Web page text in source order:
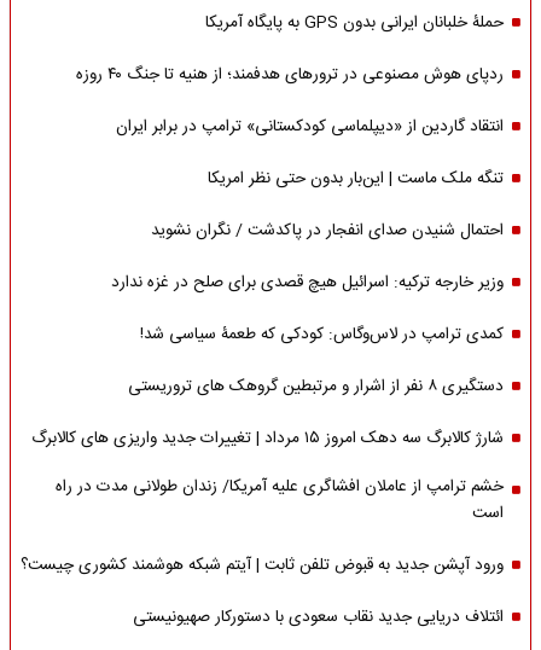
حملۀ خلبانان ایرانی بدون GPS به پایگاه آمریکا
ردپای هوش مصنوعی در ترورهای هدفمند؛ از هنیه تا جنگ ۴۰ روزه
انتقاد گاردین از «دیپلماسی کودکستانی» ترامپ در برابر ایران
تنگه ملک ماست | این‌بار بدون حتی نظر امریکا
احتمال شنیدن صدای انفجار در پاکدشت / نگران نشوید
وزیر خارجه ترکیه: اسرائیل هیچ قصدی برای صلح در غزه ندارد
کمدی ترامپ در لاس‌وگاس: کودکی که طعمۀ سیاسی شد!
دستگیری ۸ نفر از اشرار و مرتبطین گروهک های تروریستی
شارژ کالابرگ سه دهک امروز ۱۵ مرداد | تغییرات جدید واریزی های کالابرگ
خشم ترامپ از عاملان افشاگری‌ علیه آمریکا/ زندان طولانی مدت در راه
است
ورود آپشن جدید به قبوض تلفن ثابت | آیتم شبکه هوشمند کشوری چیست؟
ائتلاف دریایی جدید نقاب سعودی با دستورکار صهیونیستی